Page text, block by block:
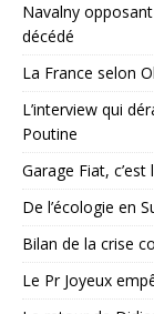
Navalny
décédé
La France selon
L’interview qui
Poutine
Garage Fiat, c’est
De l’écologie en
Bilan de la crise
Le Pr Joyeux